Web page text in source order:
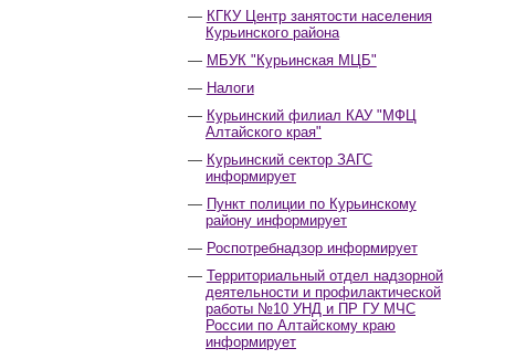
КГКУ Центр занятости населения
Курьинского района
МБУК "Курьинская МЦБ"
Налоги
Курьинский филиал КАУ "МФЦ
Алтайского края"
Курьинский сектор ЗАГС
информирует
Пункт полиции по Курьинскому
району информирует
Роспотребнадзор информирует
Территориальный отдел надзорной
деятельности и профилактической
работы №10 УНД и ПР ГУ МЧС
России по Алтайскому краю
информирует